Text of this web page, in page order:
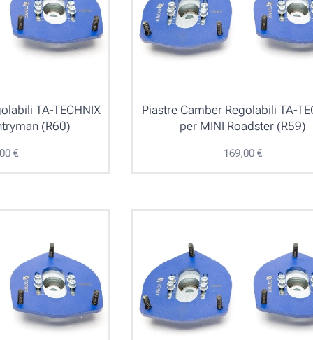
TA-TECHNIX
(R60)
€
Piastre Camber Regolabili TA-
per MINI Roadster (R59)
169,00€